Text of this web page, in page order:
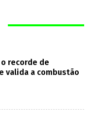
o recorde de
valida a combustão